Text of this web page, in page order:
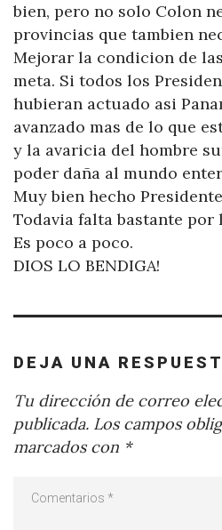
bien, pero no solo Colon
provincias que tambien
Mejorar la condicion de
meta. Si todos los
hubieran actuado asi
avanzado mas de lo que
y la avaricia del hombre
poder daña al mundo
Muy bien hecho
Todavia falta bastante por
Es poco a poco.
DIOS LO BENDIGA!
DEJA UNA
Tu dirección de correo
publicada. Los campos
marcados con *